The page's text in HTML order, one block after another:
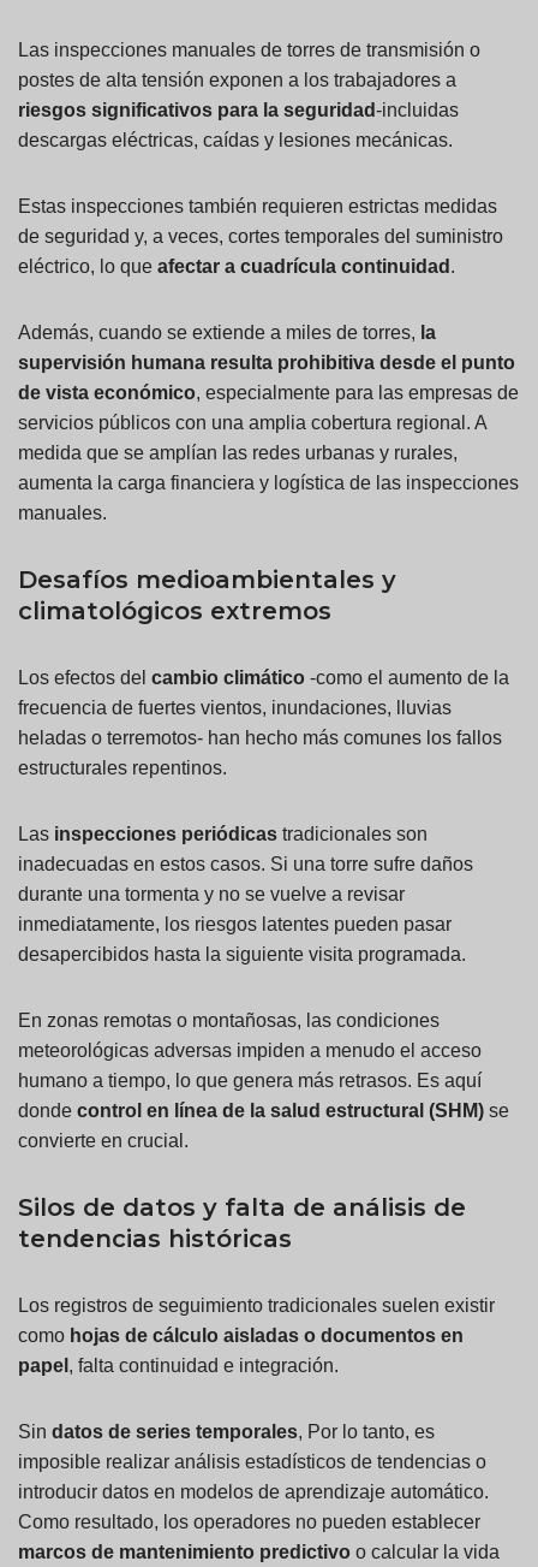
Las inspecciones manuales de torres de transmisión o
postes de alta tensión exponen a los trabajadores a
riesgos significativos para la seguridad-incluidas
descargas eléctricas, caídas y lesiones mecánicas.
Estas inspecciones también requieren estrictas medidas
de seguridad y, a veces, cortes temporales del suministro
eléctrico, lo que afectar a cuadrícula continuidad .
Además, cuando se extiende a miles de torres, la
supervisión humana resulta prohibitiva desde el punto
de vista económico, especialmente para las empresas de
servicios públicos con una amplia cobertura regional. A
medida que se amplían las redes urbanas y rurales,
aumenta la carga financiera y logística de las inspecciones
manuales.
Desafíos medioambientales y
climatológicos extremos
Los efectos del cambio climático -como el aumento de la
frecuencia de fuertes vientos, inundaciones, lluvias
heladas o terremotos- han hecho más comunes los fallos
estructurales repentinos.
Las inspecciones periódicas tradicionales son
inadecuadas en estos casos. Si una torre sufre daños
durante una tormenta y no se vuelve a revisar
inmediatamente, los riesgos latentes pueden pasar
desapercibidos hasta la siguiente visita programada.
En zonas remotas o montañosas, las condiciones
meteorológicas adversas impiden a menudo el acceso
humano a tiempo, lo que genera más retrasos. Es aquí
donde control en línea de la salud estructural (SHM) se
convierte en crucial.
Silos de datos y falta de análisis de
tendencias históricas
Los registros de seguimiento tradicionales suelen existir
como hojas de cálculo aisladas o documentos en
papel , falta continuidad e integración.
Sin datos de series temporales, Por lo tanto, es
imposible realizar análisis estadísticos de tendencias o
introducir datos en modelos de aprendizaje automático.
Como resultado, los operadores no pueden establecer
marcos de mantenimiento predictivo o calcular la vida